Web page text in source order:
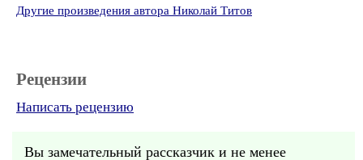
Другие произведения автора Николай Титов
Рецензии
Написать рецензию
Вы замечательный рассказчик и не менее